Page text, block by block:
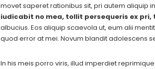
movet saperet rationibus sit, pri autem aliquip
iudicabit no mea, tollit persequeris ex
albucius. Eos aliquip scaevola ut, eum alii
quod error at mei. Novum blandit adolescens
In his meis porro viris, illud imperdiet